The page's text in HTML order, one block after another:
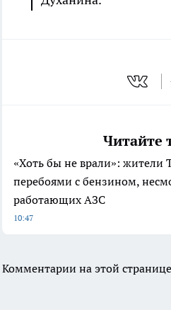
Читайте
«Хоть бы не врали»:
перебоями с бензином,
работающих АЗС
10:47
Комментарии на этой